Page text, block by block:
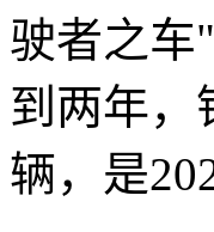
驶者之车
到两年，
辆，是